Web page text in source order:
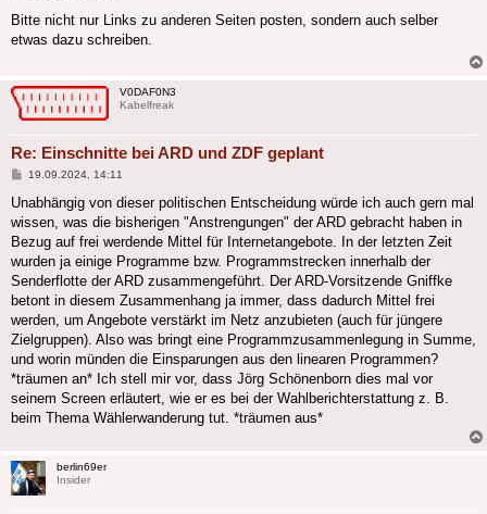
Bitte nicht nur Links zu anderen Seiten posten, sondern auch selber
etwas dazu schreiben.
V0DAF0N3
Kabelfreak
Re: Einschnitte bei ARD und ZDF geplant
Beitrag
19.09.2024, 14:11
Unabhängig von dieser politischen Entscheidung würde ich auch gern mal
wissen, was die bisherigen "Anstrengungen" der ARD gebracht haben in
Bezug auf frei werdende Mittel für Internetangebote. In der letzten Zeit
wurden ja einige Programme bzw. Programmstrecken innerhalb der
Senderflotte der ARD zusammengeführt. Der ARD-Vorsitzende Gniffke
betont in diesem Zusammenhang ja immer, dass dadurch Mittel frei
werden, um Angebote verstärkt im Netz anzubieten (auch für jüngere
Zielgruppen). Also was bringt eine Programmzusammenlegung in Summe,
und worin münden die Einsparungen aus den linearen Programmen?
*träumen an* Ich stell mir vor, dass Jörg Schönenborn dies mal vor
seinem Screen erläutert, wie er es bei der Wahlberichterstattung z. B.
beim Thema Wählerwanderung tut. *träumen aus*
berlin69er
Insider